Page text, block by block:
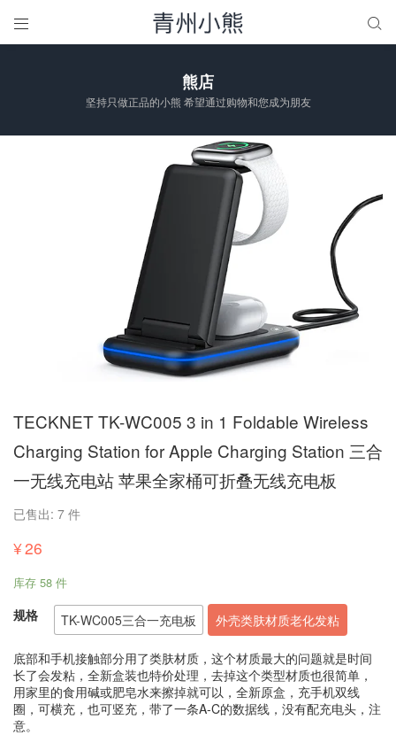
 
熊店
坚持只做正品的小熊 希望通过购物和您成为朋友
TECKNET TK-WC005 3 in 1 Foldable Wireless
Charging Station for Apple Charging Station 三合
一无线充电站 苹果全家桶可折叠无线充电板
已售出: 7 件
¥26
库存 58 件
规格 TK-WC005三合一充电板 外壳类肤材质老化发粘
底部和手机接触部分用了类肤材质，这个材质最大的问题就是时间
长了会发粘，全新盒装也特价处理，去掉这个类型材质也很简单，
用家里的食用碱或肥皂水来擦掉就可以，全新原盒，充手机双线
圈，可横充，也可竖充，带了一条A-C的数据线，没有配充电头，注
意。